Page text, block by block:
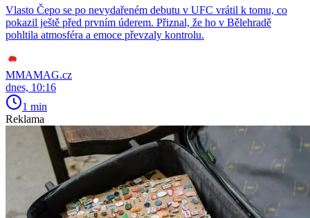
Vlasto Čepo se po nevydařeném debutu v UFC vrátil k tomu, co
pokazil ještě před prvním úderem. Přiznal, že ho v Bělehradě
pohltila atmosféra a emoce převzaly kontrolu.
MMAMAG.cz
dnes, 10:16
1 min
Reklama